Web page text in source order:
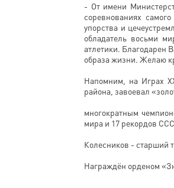
- От имени
соревнованиях
упорства и
обладатель восьми
атлетики. Благодарен
образа жизни. Желаю
Напомним, на Играх
района, завоевал
многократным
мира и 17 рекордов
Колесников - старший
Награждён орденом